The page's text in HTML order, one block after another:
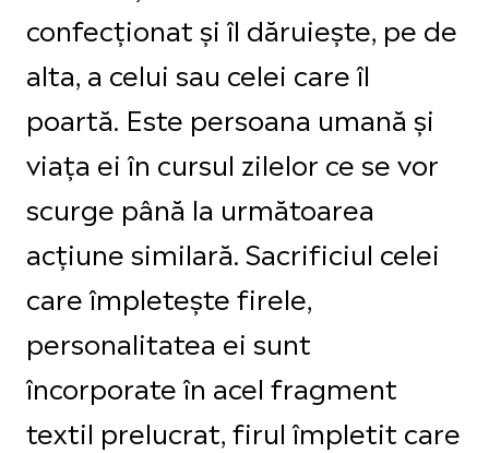
confecţionat și îl dăruiește, pe de
alta, a celui sau celei care îl
poartă. Este persoana umană și
viaţa ei în cursul zilelor ce se vor
scurge până la următoarea
acţiune similară. Sacrificiul celei
care împletește firele,
personalitatea ei sunt
încorporate în acel fragment
textil prelucrat, firul împletit care